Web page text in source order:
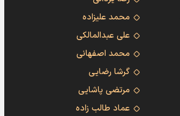
محمد علیزاده
علی عبدالمالکی
محمد اصفهانی
گرشا رضایی
مرتضی پاشایی
عماد طالب زاده